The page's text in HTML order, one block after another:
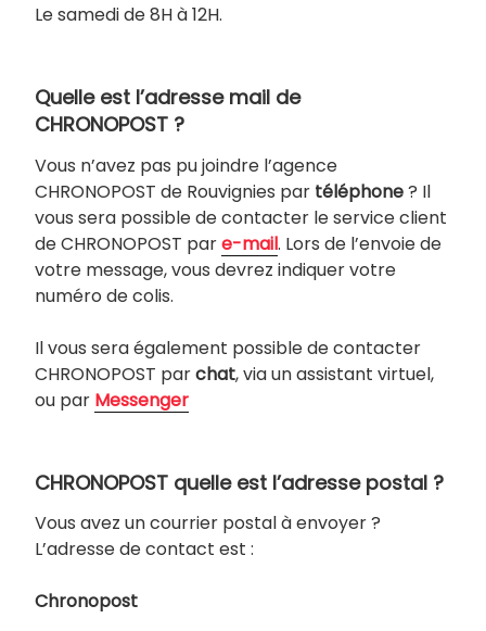
Le samedi de 8H à 12H.
Quelle est l’adresse mail de
CHRONOPOST ?
Vous n’avez pas pu joindre l’agence
CHRONOPOST de Rouvignies par téléphone? Il
vous sera possible de contacter le service client
de CHRONOPOST pare-mail. Lors de l’envoie de
votre message, vous devrez indiquer votre
numéro de colis.
Il vous sera également possible de contacter
CHRONOPOST parchat, via un assistant virtuel,
ou par Messenger
CHRONOPOST quelle est l’adresse postal ?
Vous avez un courrier postal à envoyer ?
L’adresse de contact est :
Chronopost